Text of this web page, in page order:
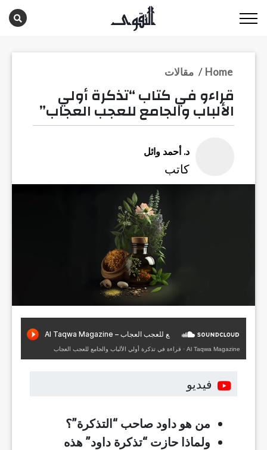
مقالات / Home
قراءو في كتاب “تذكرة أولي
الألباب والجامع للعجب العجاب”
د. أحمد وائل
كاتب
Al Taqwa Magazine
· قراءة في تذكرة أولي الألباب والجامع للعجب العجاب
فيديو
من هو داود صاحب “التذكرة”؟
ولماذا حازت “تذكرة داود” هذه